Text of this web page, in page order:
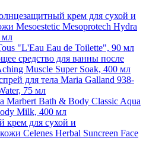
крем для сухой и
Mesoestetic Mesoprotech Hydra
мл
"L'Eau Eau de Toilette", 90 мл
средство для ванны после
Muscle Super Soak, 400 мл
для тела Maria Galland 938-
75 мл
Marbert Bath & Body Classic Aqua
Milk, 400 мл
крем для сухой и
Celenes Herbal Suncreen Face